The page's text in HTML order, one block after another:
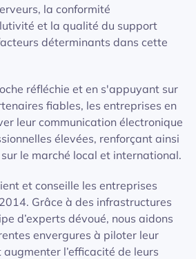
la conformité
et la qualité du support
déterminants dans cette
réfléchie et en s'appuyant sur
fiables, les entreprises en
leur communication électronique
élevées, renforçant ainsi
le marché local et international.
et conseille les entreprises
Grâce à des infrastructures
d’experts dévoué, nous aidons
envergures à piloter leur
l’efficacité de leurs